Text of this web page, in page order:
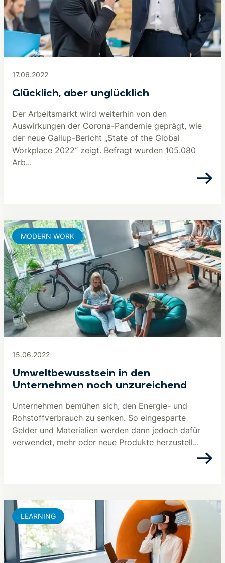
17.06.2022
Glücklich, aber unglücklich
Der Arbeitsmarkt wird weiterhin von den
Auswirkungen der Corona-Pandemie geprägt, wie
der neue Gallup-Bericht „State of the Global
Workplace 2022“ zeigt. Befragt wurden 105.080
Arb...
15.06.2022
Umweltbewusstsein in den
Unternehmen noch unzureichend
Unternehmen bemühen sich, den Energie- und
Rohstoffverbrauch zu senken. So eingesparte
Gelder und Materialien werden dann jedoch dafür
verwendet, mehr oder neue Produkte herzustell...
MODERN WORK
LEARNING